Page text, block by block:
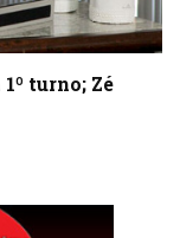
turno; Zé